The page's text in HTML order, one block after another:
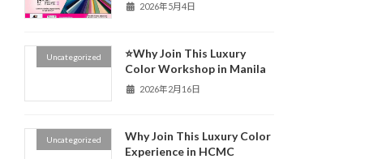
2026年5月4日
Uncategorized
⭐️Why Join This Luxury
Color Workshop in Manila
2026年2月16日
Uncategorized
Why Join This Luxury Color
Experience in HCMC